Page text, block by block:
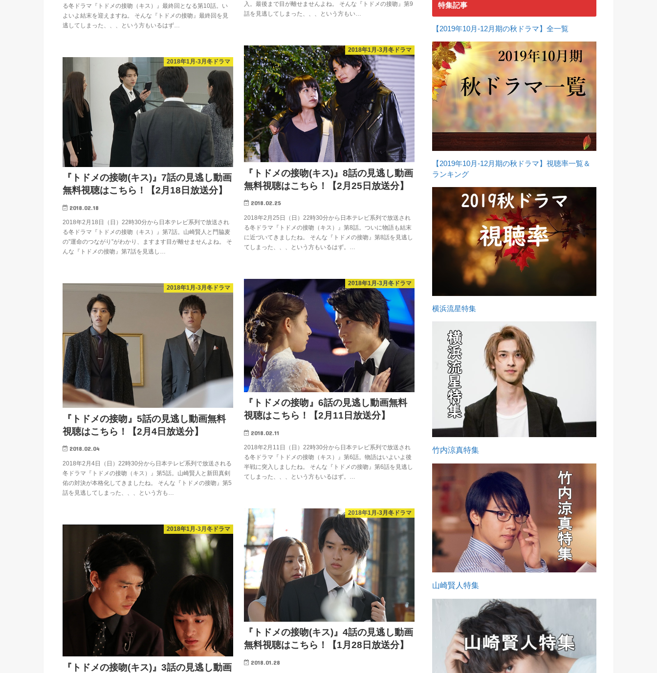
る冬ドラマ『トドメの接吻（キス）』最終回となる第10話。い
よいよ結末を迎えますね。 そんな『トドメの接吻』最終回を見
逃してしまった、、、という方もいるはず…
入。最後まで目が離せませんよね。 そんな『トドメの接吻』第9
話を見逃してしまった、、、という方もい…
2018年1月-3月冬ドラマ
『トドメの接吻(キス)』8話の見逃し動画
無料視聴はこちら！【2月25日放送分】
2018.02.25
2018年2月25日（日）22時30分から日本テレビ系列で放送され
る冬ドラマ『トドメの接吻（キス）』第8話。ついに物語も結末
に近づいてきましたね。 そんな『トドメの接吻』第8話を見逃し
てしまった、、、という方もいるはず。…
2018年1月-3月冬ドラマ
『トドメの接吻(キス)』7話の見逃し動画
無料視聴はこちら！【2月18日放送分】
2018.02.18
2018年2月18日（日）22時30分から日本テレビ系列で放送され
る冬ドラマ『トドメの接吻（キス）』第7話。山崎賢人と門脇麦
の”運命のつながり”がわかり、ますます目が離せませんよね。 そ
んな『トドメの接吻』第7話を見逃し…
2018年1月-3月冬ドラマ
『トドメの接吻』6話の見逃し動画無料
視聴はこちら！【2月11日放送分】
2018.02.11
2018年2月11日（日）22時30分から日本テレビ系列で放送され
る冬ドラマ『トドメの接吻（キス）』第6話。物語はいよいよ後
半戦に突入しましたね。 そんな『トドメの接吻』第6話を見逃し
てしまった、、、という方もいるはず。…
2018年1月-3月冬ドラマ
『トドメの接吻』5話の見逃し動画無料
視聴はこちら！【2月4日放送分】
2018.02.04
2018年2月4日（日）22時30分から日本テレビ系列で放送される
冬ドラマ『トドメの接吻（キス）』第5話。山崎賢人と新田真剣
佑の対決が本格化してきましたね。 そんな『トドメの接吻』第5
話を見逃してしまった、、、という方も…
2018年1月-3月冬ドラマ
『トドメの接吻(キス)』4話の見逃し動画
無料視聴はこちら！【1月28日放送分】
2018.01.28
2018年1月-3月冬ドラマ
『トドメの接吻(キス)』3話の見逃し動画
特集記事
【2019年10月-12月期の秋ドラマ】全一覧
【2019年10月-12月期の秋ドラマ】視聴率一覧＆
ランキング
横浜流星特集
竹内涼真特集
山崎賢人特集